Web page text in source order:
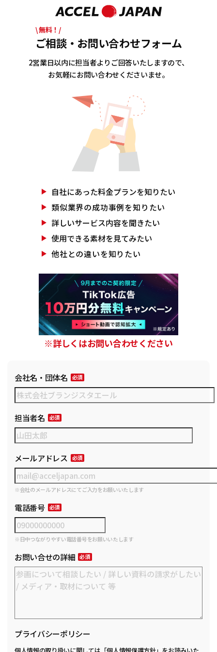
\ 無料！/
ご相談・お問い合わせフォーム
2営業日以内に担当者よりご回答いたしますので、
お気軽にお問い合わせくださいませ。
自社にあった料金プランを知りたい
類似業界の成功事例を知りたい
詳しいサービス内容を聞きたい
使用できる素材を見てみたい
他社との違いを知りたい
※詳しくはお問い合わせください
会社名・団体名
担当者名
メールアドレス
※会社のメールアドレスにてご入力をお願いいたします
電話番号
※日中つながりやすい電話番号をお願いいたします
お問い合せの詳細
プライバシーポリシー